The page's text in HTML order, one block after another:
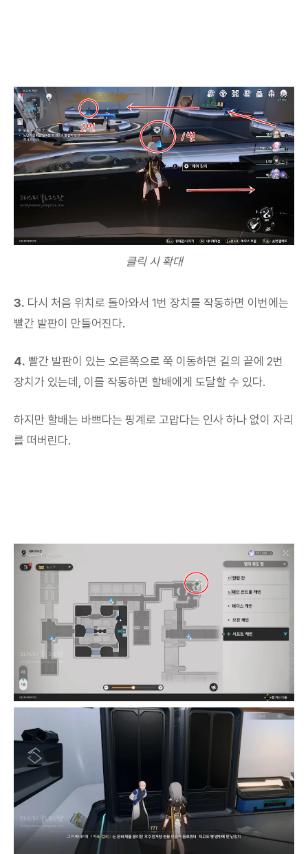
클릭 시 확대
3. 다시 처음 위치로 돌아와서 1번 장치를 작동하면 이번에는
빨간 발판이 만들어진다.
4. 빨간 발판이 있는 오른쪽으로 쭉 이동하면 길의 끝에 2번
장치가 있는데, 이를 작동하면 할배에게 도달할 수 있다.
하지만 할배는 바쁘다는 핑계로 고맙다는 인사 하나 없이 자리
를 떠버린다.